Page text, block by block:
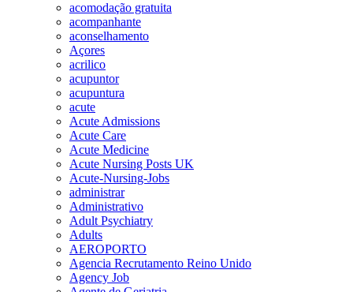
acomodação gratuita
acompanhante
aconselhamento
Açores
acrilico
acupuntor
acupuntura
acute
Acute Admissions
Acute Care
Acute Medicine
Acute Nursing Posts UK
Acute-Nursing-Jobs
administrar
Administrativo
Adult Psychiatry
Adults
AEROPORTO
Agencia Recrutamento Reino Unido
Agency Job